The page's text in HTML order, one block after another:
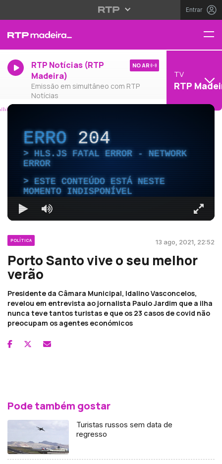
Entrar
RTP Notícias (RTP
Madeira)
Emissão em simultâneo com RTP
Notícias
NO AR
TV
RTP
ERRO204
HLS.JS FATAL ERROR - NETWORK
ERROR
ESTE CONTEÚDO ESTÁ NESTE
MOMENTO INDISPONÍVEL
POLÍTICA 13 ago, 2021, 22:52
Porto Santo vive o seu melhor
verão
Presidente da Câmara Municipal, Idalino Vasconcelos,
revelou em entrevista ao jornalista Paulo Jardim que a ilha
nunca teve tantos turistas e que os 23 casos de covid não
preocupam os agentes económicos
Pode também gostar
Turistas russos sem data de
regresso